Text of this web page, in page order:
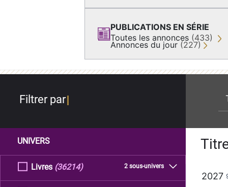
PUBLICATIONS EN SÉRIE
Toutes les annonces (433)
Annonces du jour (227)
Filtrer par
UNIVERS
Livres 2 sous-univers
(36214)
2027